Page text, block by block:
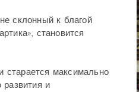
склонный к благой
становится
максимально
развития и